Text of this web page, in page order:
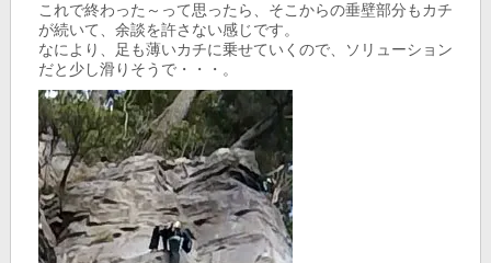
これで終わった～って思ったら、そこからの垂壁部分もカチ
が続いて、余談を許さない感じです。
なにより、足も薄いカチに乗せていくので、ソリューション
だと少し滑りそうで・・・。